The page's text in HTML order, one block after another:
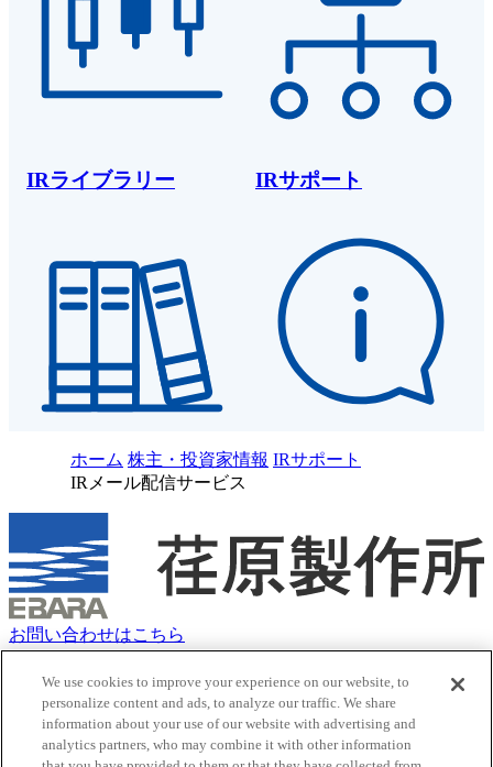
IRライブラリー IRサポート
ホーム 株主・投資家情報 IRサポート
IRメール配信サービス
お問い合わせはこちら
クッキーポリシー
サイトマップ
サイトのご利用にあたって
荏原グループ 個人情報保護方針（プライバシーポリシー）
ソーシャルメディアポリシー
We use cookies to improve your experience on our website, to
personalize content and ads, to analyze our traffic. We share
information about your use of our website with advertising and
analytics partners, who may combine it with other information